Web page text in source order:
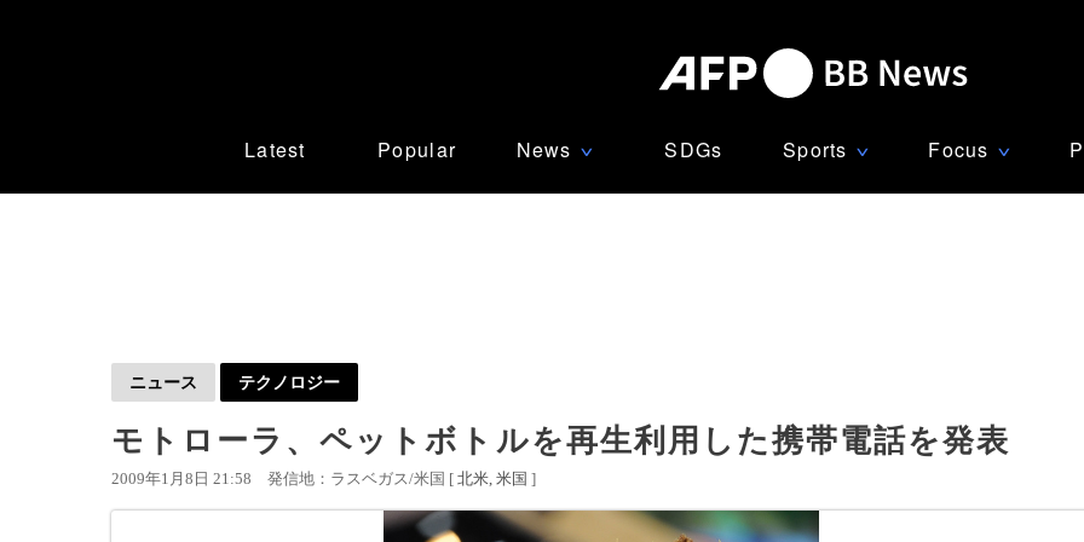
Latest Popular News ∨ SDGs Sports ∨ Focus ∨
ニュース テクノロジー
モトローラ、ペットボトルを再生利用した携帯電話を発表
2009年1月8日 21:58 発信地：ラスベガス/米国 [ 北米 米国 ]